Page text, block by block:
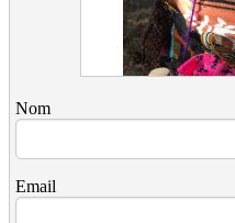
Nom
Email